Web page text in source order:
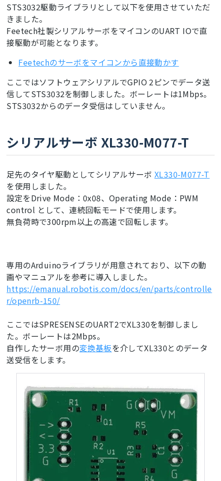
STS3032駆動ライブラリとして以下を使用させていただ
きました。
Feetech社製シリアルサーボをマイコンのUART IOで直
接駆動が可能となります。
Feetechのサーボをマイコンから直接動かす
ここではソフトウェアシリアルでGPIO 2ピンでデータ送
信してSTS3032を制御しました。ボーレートは1Mbps。
STS3032からのデータ受信はしていません。
シリアルサーボ XL330-M077-T
足先のタイヤ駆動としてシリアルサーボXL330-M077-T
を使用しました。
設定をDrive Mode：0x08、Operating Mode：PWM
control として、連続回転モードで使用します。
無負荷時で300rpm以上の高速で回転します。
専用のArduinoライブラリが用意されており、以下の動
画やマニュアルを参考に導入しました。
https://emanual.robotis.com/docs/en/parts/controlle
r/openrb-150/
ここではSPRESENSEのUART2でXL330を制御しまし
た。ボーレートは2Mbps。
自作したサーボ用の変換基板を介してXL330とのデータ
送受信をします。